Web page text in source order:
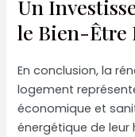
Un
le Bien-Être
En conclusion, la
logement
économique et
énergétique de